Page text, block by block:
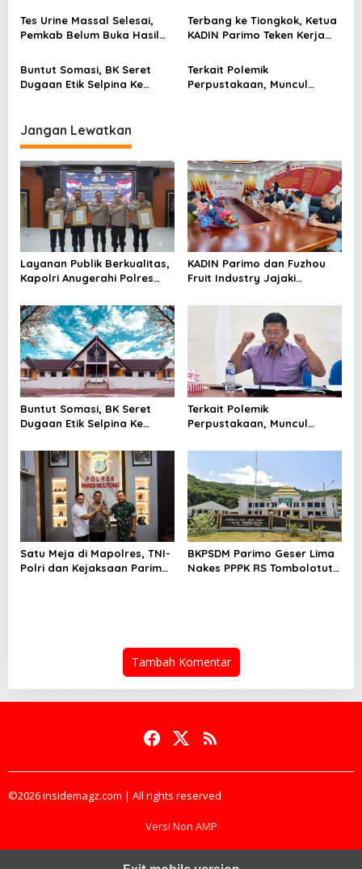
s
Prima
ke Pasar Tiongkok
Tes Urine Massal Selesai,
Pemkab Belum Buka Hasil
Terbang ke Tiongkok, Ketua
KADIN Parimo Teken Kerja
Durian
Buntut Somasi, BK Seret
Dugaan Etik Selpina Ke
Terkait Polemik
Perpustakaan, Muncul
Jangan Lewatkan
Layanan Publik Berkualitas,
Kapolri Anugerahi Polres
Prima
KADIN Parimo dan Fuzhou
Fruit Industry Jajaki
ke Pasar Tiongkok
Buntut Somasi, BK Seret
Dugaan Etik Selpina Ke
Terkait Polemik
Perpustakaan, Muncul
Dalam Pengaturan Proyek
Satu Meja di Mapolres, TNI-
Polri dan Kejaksaan Parimo
BKPSDM Parimo Geser Lima
Nakes PPPK RS Tombolotutu
Tambah Komentar
©2026 insidemagz.com | All rights reserved
Versi Non AMP